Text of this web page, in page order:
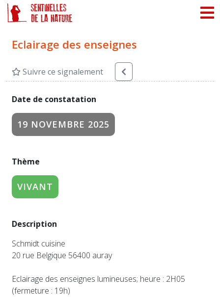
Eclairage des enseignes
Suivre ce signalement
Date de constatation
19 NOVEMBRE 2025
Thème
VIVANT
Description
Schmidt cuisine
20 rue Belgique 56400 auray
Eclairage des enseignes lumineuses; heure : 2H05
(fermeture : 19h)
Panneau de gestion des cookies